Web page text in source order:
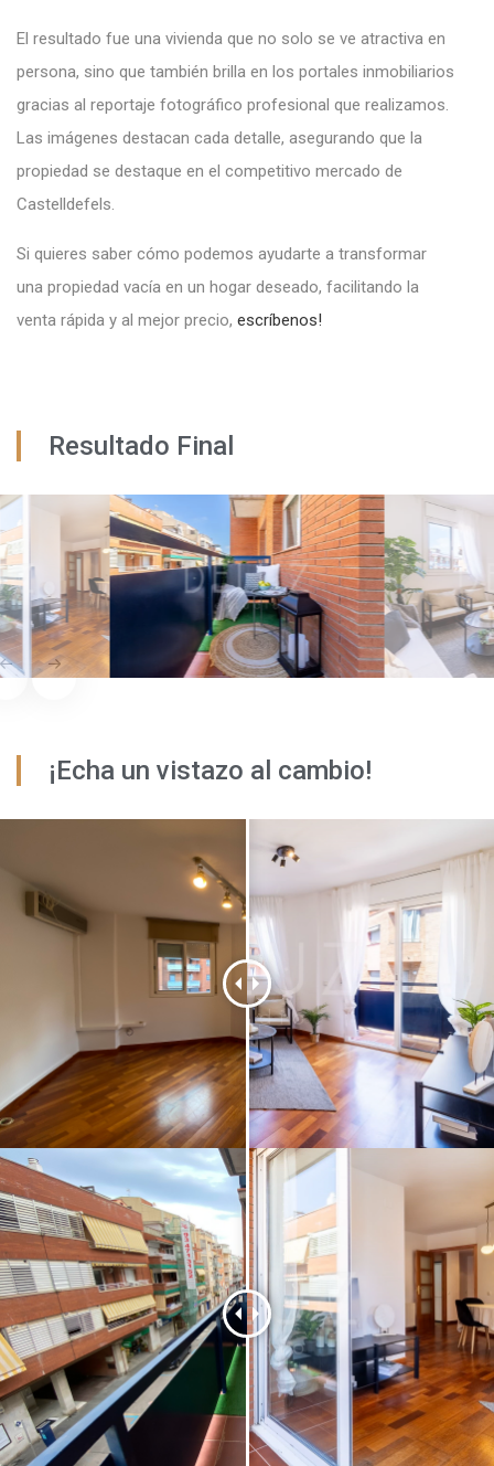
El resultado fue una vivienda que no solo se ve atractiva en
persona, sino que también brilla en los portales inmobiliarios
gracias al reportaje fotográfico profesional que realizamos.
Las imágenes destacan cada detalle, asegurando que la
propiedad se destaque en el competitivo mercado de
Castelldefels.
Si quieres saber cómo podemos ayudarte a transformar
una propiedad vacía en un hogar deseado, facilitando la
venta rápida y al mejor precio, escríbenos!
Resultado Final
¡Echa un vistazo al cambio!